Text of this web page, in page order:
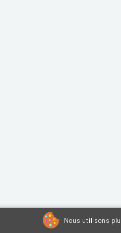
Nous utilisons